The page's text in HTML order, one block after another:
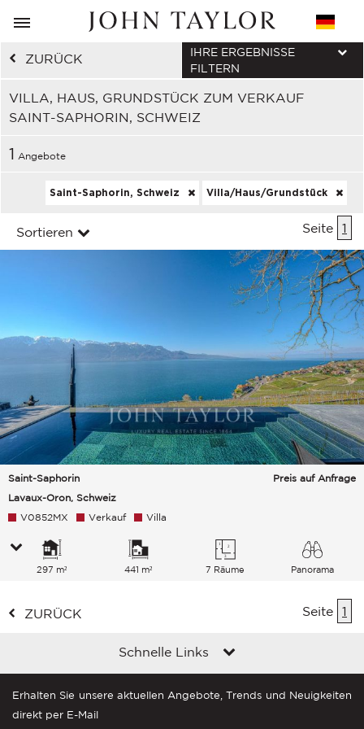
ZURÜCK
VILLA, HAUS, GRUNDSTÜCK ZUM VERKAUF
SAINT-SAPHORIN, SCHWEIZ
IHRE ERGEBNISSE
FILTERN
1 Angebote
Saint-Saphorin, Schweiz Villa/Haus/Grundstück
Sortieren Seite 1
Saint-Saphorin
Lavaux-Oron, Schweiz
Preis auf Anfrage
V0852MX Verkauf Villa
297 m² 441 m² 7 Räume
Panorama
ZURÜCK Seite 1
Schnelle Links
Erhalten Sie unsere aktuellen Angebote, Trends und Neuigkeiten
direkt per E-Mail